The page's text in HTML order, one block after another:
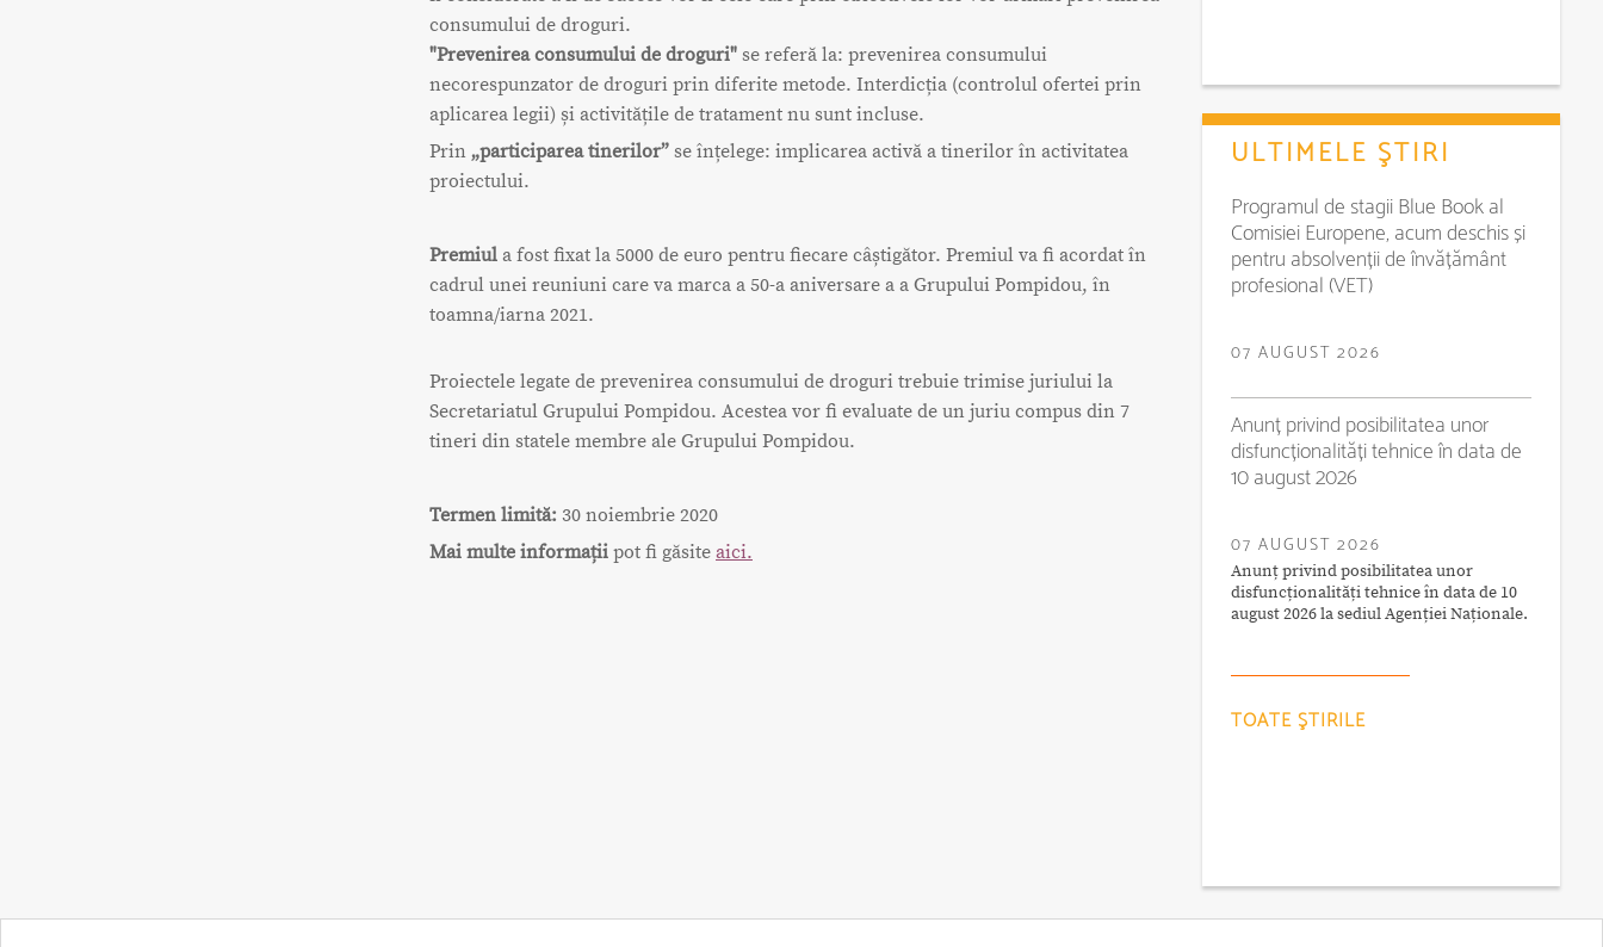
consumului de droguri.
"Prevenirea consumului de droguri" se referă la: prevenirea consumului
necorespunzator de droguri prin diferite metode. Interdicția (controlul ofertei prin
aplicarea legii) și activitățile de tratament nu sunt incluse.
Prin „participarea tinerilor” se înțelege: implicarea activă a tinerilor în activitatea
proiectului.
Premiul a fost fixat la 5000 de euro pentru fiecare câștigător. Premiul va fi acordat în
cadrul unei reuniuni care va marca a 50-a aniversare a a Grupului Pompidou, în
toamna/iarna 2021.
Proiectele legate de prevenirea consumului de droguri trebuie trimise juriului la
Secretariatul Grupului Pompidou. Acestea vor fi evaluate de un juriu compus din 7
tineri din statele membre ale Grupului Pompidou.
Termen limită: 30 noiembrie 2020
Mai multe informații pot fi găsite aici.
ULTIMELE ŞTIRI
Programul de stagii Blue Book al
Comisiei Europene, acum deschis și
pentru absolvenții de învățământ
profesional (VET)
07 AUGUST 2026
Anunț privind posibilitatea unor
disfuncționalități tehnice în data de
10 august 2026
07 AUGUST 2026
Anunț privind posibilitatea unor
disfuncționalități tehnice în data de 10
august 2026 la sediul Agenției Naționale.
TOATE ŞTIRILE